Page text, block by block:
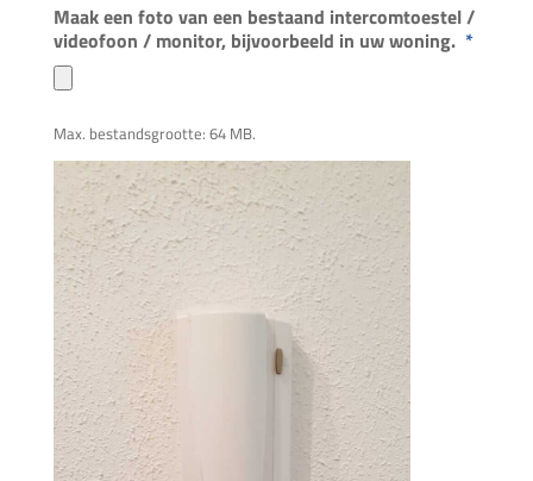
Maak een foto van een bestaand intercomtoestel /
videofoon / monitor, bijvoorbeeld in uw woning. *
Max. bestandsgrootte: 64 MB.